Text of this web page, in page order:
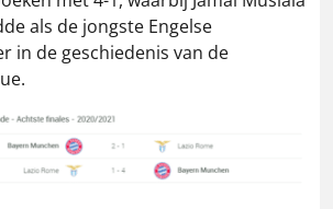
als de jongste Engelse
in de geschiedenis van de